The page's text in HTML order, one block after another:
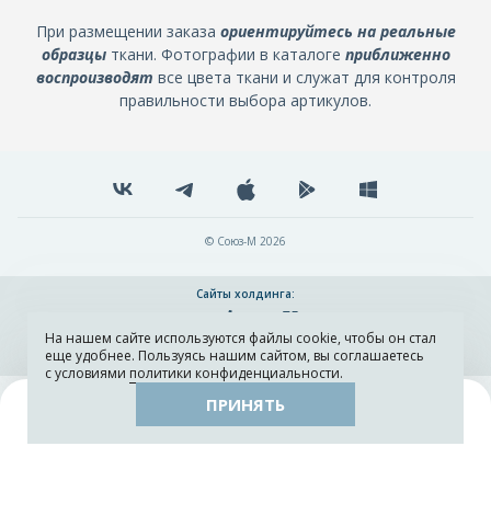
Каталог Остатки тканей
При размещении заказа ориентируйтесь на реальные
образцыткани. Фотографии в каталоге приближенно
воспроизводят все цвета ткани и служат для контроля
правильности выбора артикулов.
© Союз-М 2026
Сайты холдинга:
Разработка и поддержка сайта ADN
На нашем сайте используются файлы cookie, чтобы он стал
еще удобнее. Пользуясь нашим сайтом, вы соглашаетесь
с условиями политики конфиденциальности.
ПРИНЯТЬ